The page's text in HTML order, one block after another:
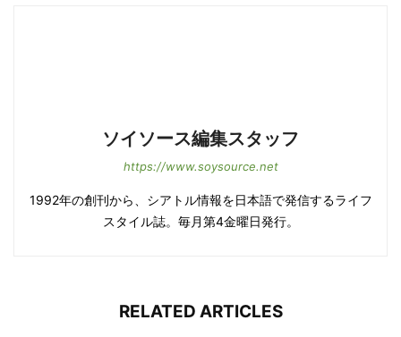
ソイソース編集スタッフ
https://www.soysource.net
1992年の創刊から、シアトル情報を日本語で発信するライフ
スタイル誌。毎月第4金曜日発行。
RELATED ARTICLES